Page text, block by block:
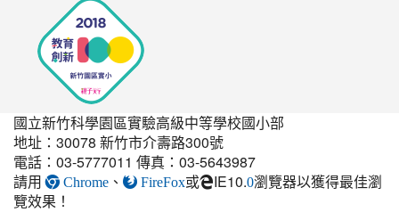
國立新竹科學園區實驗高級中等學校國小部
地址：30078 新竹市介壽路300號
電話：03-5777011 傳真：03-5643987
請用
Chrome 、 FireFox或 IE10.0link
瀏覽器以獲得最佳瀏
覽效果！